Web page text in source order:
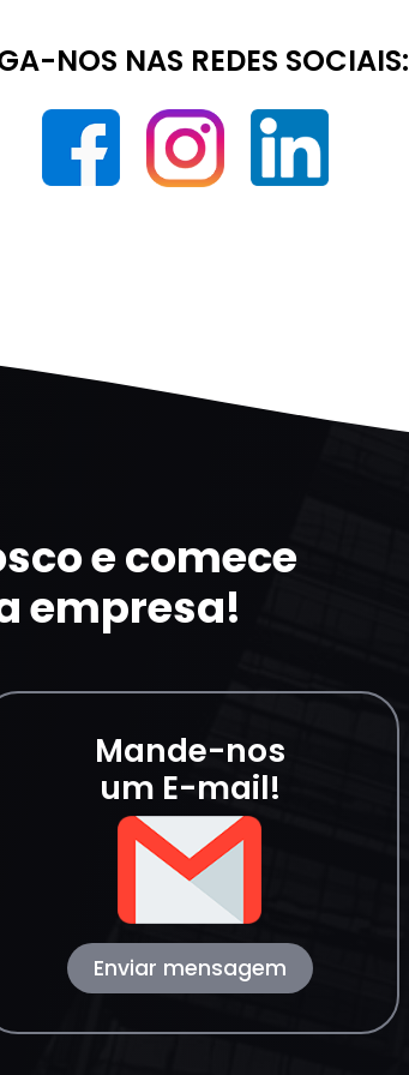
NOS NAS REDES SOCIAIS:
e comece
empresa!
Mande-nos
um E-mail!
Enviar mensagem